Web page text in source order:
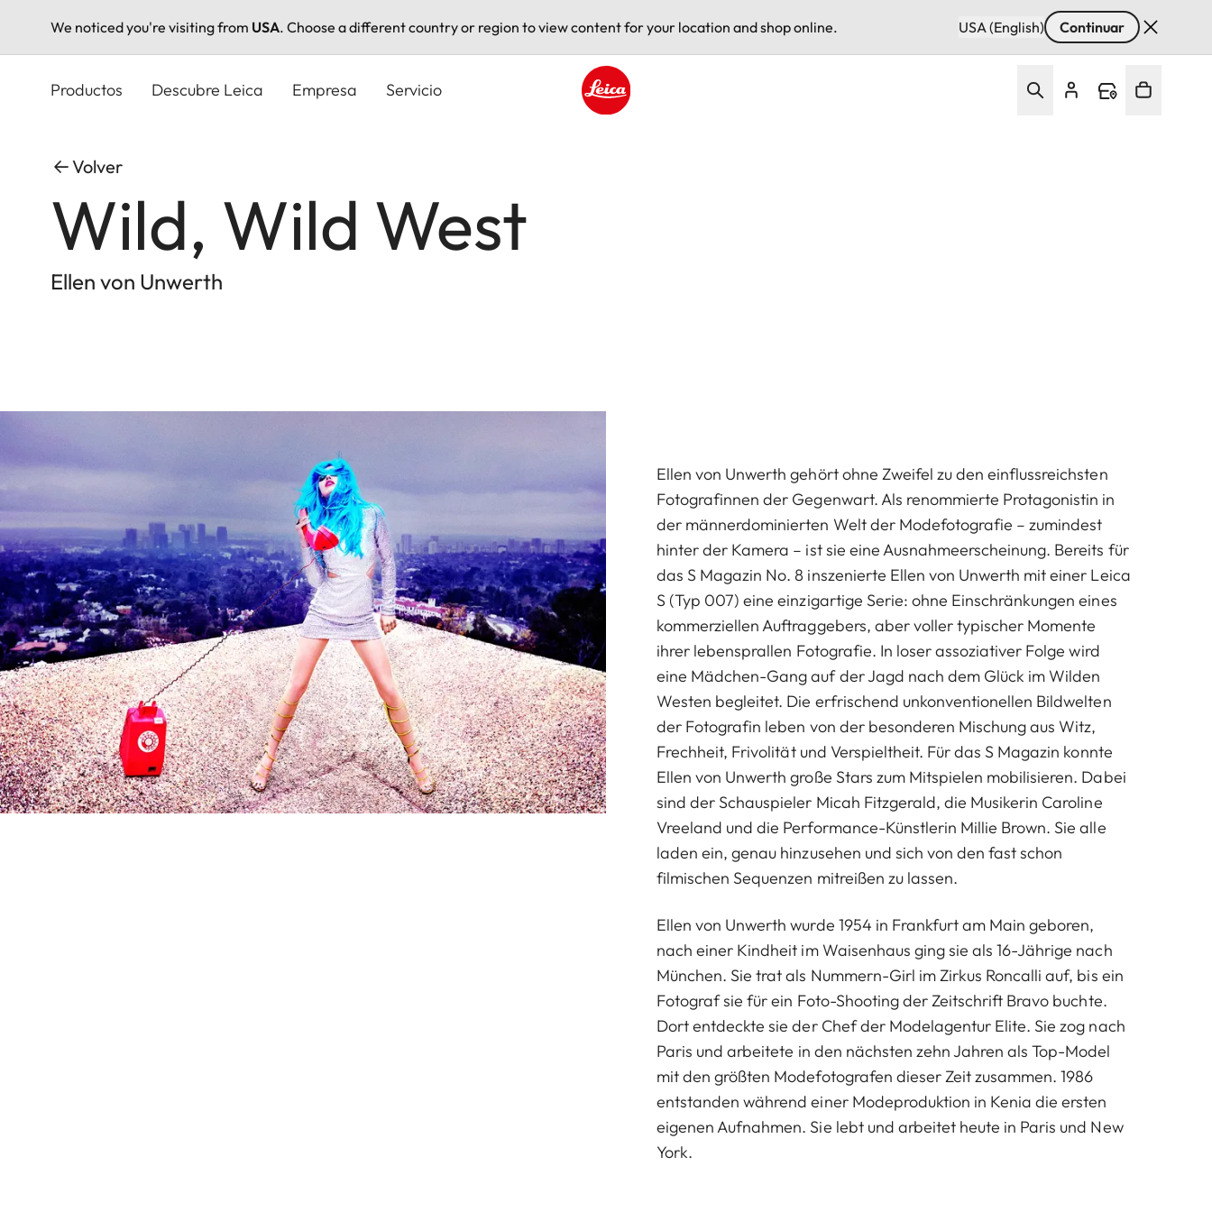
We noticed you're visiting from USA. Choose a different country or region to view content for your location and shop online. USA (English) Continuar
Productos Descubre Leica Empresa Servicio
Volver
Wild, Wild West
Ellen von Unwerth
Ellen von Unwerth gehört ohne Zweifel zu den einflussreichsten
Fotografinnen der Gegenwart. Als renommierte Protagonistin in
der männerdominierten Welt der Modefotografie – zumindest
hinter der Kamera – ist sie eine Ausnahmeerscheinung. Bereits für
das S Magazin No. 8 inszenierte Ellen von Unwerth mit einer Leica
S (Typ 007) eine einzigartige Serie: ohne Einschränkungen eines
kommerziellen Auftraggebers, aber voller typischer Momente
ihrer lebensprallen Fotografie. In loser assoziativer Folge wird
eine Mädchen-Gang auf der Jagd nach dem Glück im Wilden
Westen begleitet. Die erfrischend unkonventionellen Bildwelten
der Fotografin leben von der besonderen Mischung aus Witz,
Frechheit, Frivolität und Verspieltheit. Für das S Magazin konnte
Ellen von Unwerth große Stars zum Mitspielen mobilisieren. Dabei
sind der Schauspieler Micah Fitzgerald, die Musikerin Caroline
Vreeland und die Performance-Künstlerin Millie Brown. Sie alle
laden ein, genau hinzusehen und sich von den fast schon
filmischen Sequenzen mitreißen zu lassen.
Ellen von Unwerth wurde 1954 in Frankfurt am Main geboren,
nach einer Kindheit im Waisenhaus ging sie als 16-Jährige nach
München. Sie trat als Nummern-Girl im Zirkus Roncalli auf, bis ein
Fotograf sie für ein Foto-Shooting der Zeitschrift Bravo buchte.
Dort entdeckte sie der Chef der Modelagentur Elite. Sie zog nach
Paris und arbeitete in den nächsten zehn Jahren als Top-Model
mit den größten Modefotografen dieser Zeit zusammen. 1986
entstanden während einer Modeproduktion in Kenia die ersten
eigenen Aufnahmen. Sie lebt und arbeitet heute in Paris und New
York.